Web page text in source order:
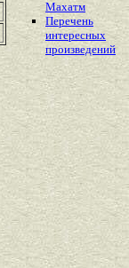
Махатм
Перечень
интересных
произведений